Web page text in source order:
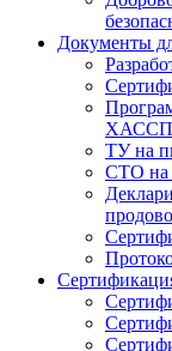
Документы
ХАССП
ТУ на
СТО на